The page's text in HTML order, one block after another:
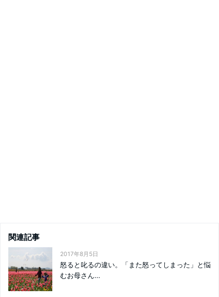
関連記事
2017年8月5日
怒ると叱るの違い。「また怒ってしまった」と悩
むお母さん...